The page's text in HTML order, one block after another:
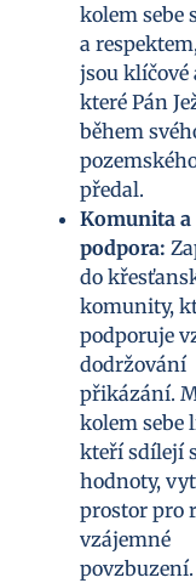
kolem sebe
a
jsou klíčové
které Pán
během
předal.
Komunita a
podpora:
do
komunity,
podporuje
dodržování
přikázání.
kolem sebe
kteří sdílejí
hodnoty,
prostor pro
vzájemné
povzbuzení.